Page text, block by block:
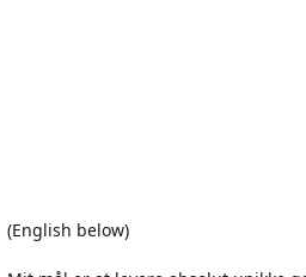
(English below)